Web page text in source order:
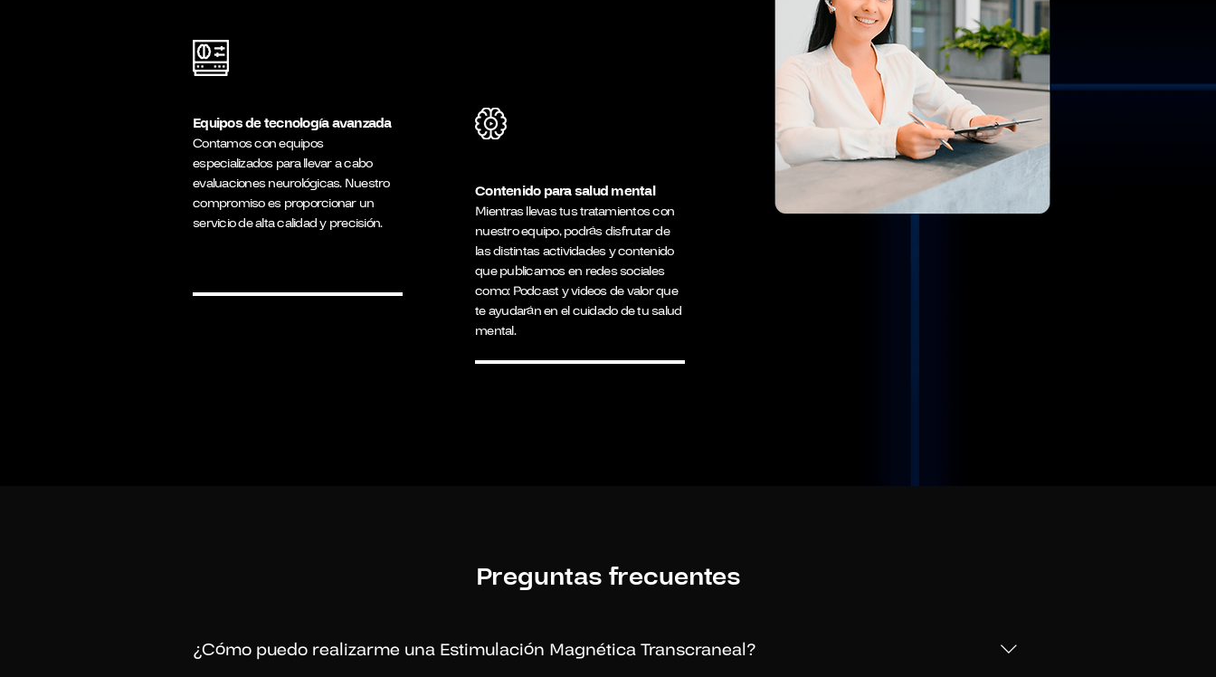
Equipos de tecnología avanzada
Contamos con equipos
especializados para llevar a cabo
evaluaciones neurológicas. Nuestro
compromiso es proporcionar un
servicio de alta calidad y precisión.
Contenido para salud mental
Mientras llevas tus tratamientos con
nuestro equipo, podrás disfrutar de
las distintas actividades y contenido
que publicamos en redes sociales
como: Podcast y videos de valor que
te ayudarán en el cuidado de tu salud
mental.
Preguntas frecuentes
¿Cómo puedo realizarme una Estimulación Magnética Transcraneal?